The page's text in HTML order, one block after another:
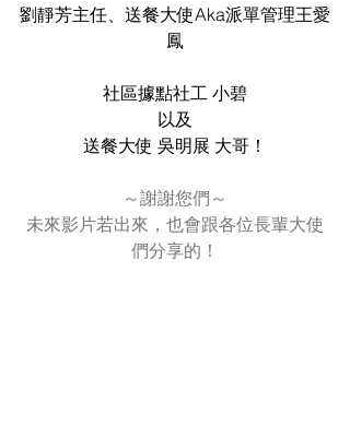
劉靜芳主任、送餐大使Aka派單管理王愛
鳳
社區據點社工 小碧
以及
送餐大使 吳明展 大哥！
～謝謝您們～
未來影片若出來，也會跟各位長輩大使
們分享的！